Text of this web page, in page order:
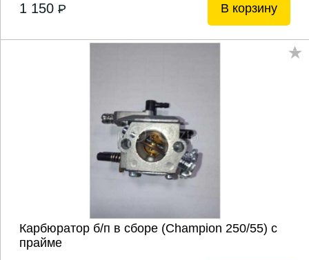
1 150 P В корзину
Карбюратор б/п в сборе (Champion 250/55) c
прайме